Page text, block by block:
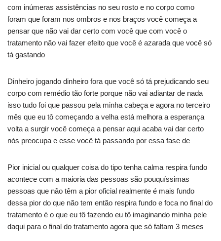
com inúmeras assistências no seu rosto e no corpo como
foram que foram nos ombros e nos braços você começa a
pensar que não vai dar certo com você que com você o
tratamento não vai fazer efeito que você é azarada que você só
tá gastando
Dinheiro jogando dinheiro fora que você só tá prejudicando seu
corpo com remédio tão forte porque não vai adiantar de nada
isso tudo foi que passou pela minha cabeça e agora no terceiro
mês que eu tô começando a velha está melhora a esperança
volta a surgir você começa a pensar aqui acaba vai dar certo
nós preocupa e esse você tá passando por essa fase de
Pior inicial ou qualquer coisa do tipo tenha calma respira fundo
acontece com a maioria das pessoas são pouquíssimas
pessoas que não têm a pior oficial realmente é mais fundo
dessa pior do que não tem então respira fundo e foca no final do
tratamento é o que eu tô fazendo eu tô imaginando minha pele
daqui para o final do tratamento agora que só faltam 3 meses